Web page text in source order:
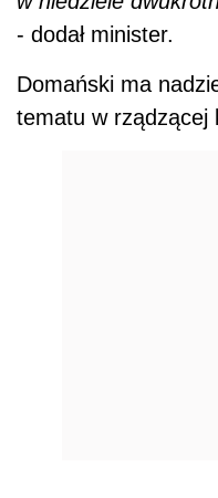
- dodał minister.
Domański ma
tematu w rządzącej